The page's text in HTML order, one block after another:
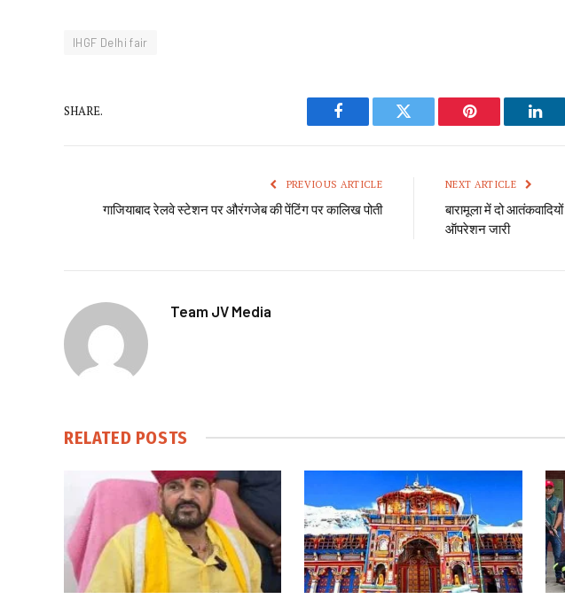
IHGF Delhi fair
SHARE.
Facebook Twitter Pinterest
PREVIOUS ARTICLE
गाजियाबाद रेलवे स्टेशन पर औरंगजेब की पेंटिंग पर कालिख पोती
NEXT ARTICLE
बारामूला में दो
ऑपरेशन जारी
Team JV Media
RELATED POSTS